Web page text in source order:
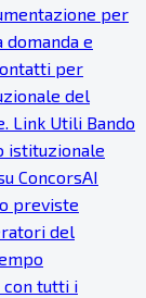
per
e
per
del
Link Utili Bando
istituzionale
ConcorsAI
previste
del
con tutti i